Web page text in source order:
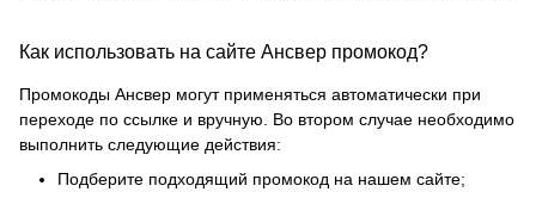
Как использовать на сайте Ансвер промокод?
Промокоды Ансвер могут применяться автоматически при
переходе по ссылке и вручную. Во втором случае необходимо
выполнить следующие действия:
Подберите подходящий промокод на нашем сайте;